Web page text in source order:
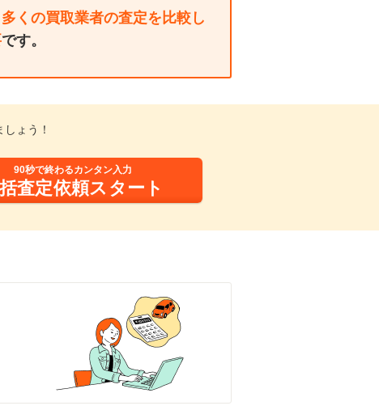
くの買取業者の査定を比較し
です。
ょう！
90秒で終わるカンタン入力
査定依頼スタート